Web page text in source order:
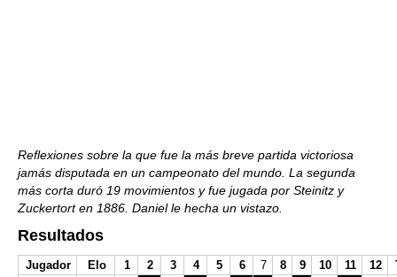
Reflexiones sobre la que fue la más breve partida victoriosa
jamás disputada en un campeonato del mundo. La segunda
más corta duró 19 movimientos y fue jugada por Steinitz y
Zuckertort en 1886. Daniel le hecha un vistazo.
Resultados
Jugador Elo 1 2 3 4 5 6 7 8 9 10 11 12